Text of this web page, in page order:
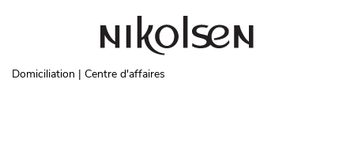
Domiciliation | Centre d'affaires